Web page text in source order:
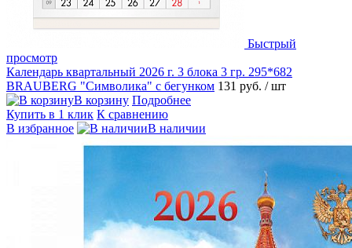
Быстрый
просмотр
Календарь квартальный 2026 г. 3 блока 3 гр. 295*682
BRAUBERG "Символика" с бегунком 131 руб. / шт
В корзину Подробнее
Купить в 1 клик К сравнению
В избранное
В наличии